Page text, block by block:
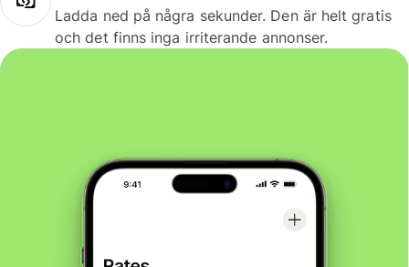
Ladda ned på några sekunder. Den är helt gratis
och det finns inga irriterande annonser.